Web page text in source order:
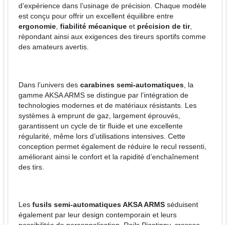
d’expérience dans l’usinage de précision. Chaque modèle
est conçu pour offrir un excellent équilibre entre
ergonomie ,fiabilité mécanique et précision de tir,
répondant ainsi aux exigences des tireurs sportifs comme
des amateurs avertis.
Dans l’univers descarabines semi-automatiques , la
gamme AKSA ARMS se distingue par l’intégration de
technologies modernes et de matériaux résistants. Les
systèmes à emprunt de gaz, largement éprouvés,
garantissent un cycle de tir fluide et une excellente
régularité, même lors d’utilisations intensives. Cette
conception permet également de réduire le recul ressenti,
améliorant ainsi le confort et la rapidité d’enchaînement
des tirs.
Lesfusils semi-automatiques AKSA ARMS séduisent
également par leur design contemporain et leurs